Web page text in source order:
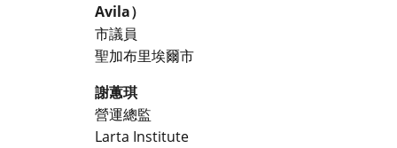
Avila）
市議員
聖加布里埃爾市
謝蕙琪
營運總監
Larta Institute